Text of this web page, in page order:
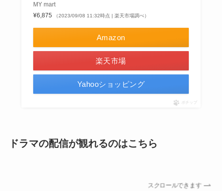
MY mart
¥6,875
（2023/09/08 11:32時点 | 楽天市場調べ）
Amazon
楽天市場
Yahooショッピング
ポチップ
ドラマの配信が観れるのはこちら
スクロールできます